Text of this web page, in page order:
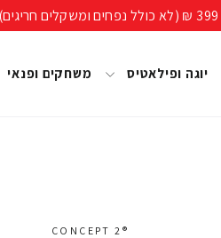
יוגה ופילאטיס משחקים ופנאי
®CONCEPT 2